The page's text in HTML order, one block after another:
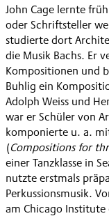
John Cage lernte
oder Schriftsteller
studierte dort
die Musik Bachs. Er
Kompositionen und
Buhlig ein
Adolph Weiss und
war er Schüler von
komponierte u. a.
(Compositions for
einer Tanzklasse in
nutzte erstmals
Perkussionsmusik.
am Chicago